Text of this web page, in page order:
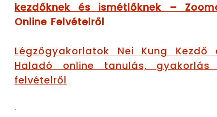
kezdőknek és ismétlőknek –
Online Felvételről
Légzőgyakorlatok Nei Kung Kezdő
Haladó online tanulás,
felvételről
.